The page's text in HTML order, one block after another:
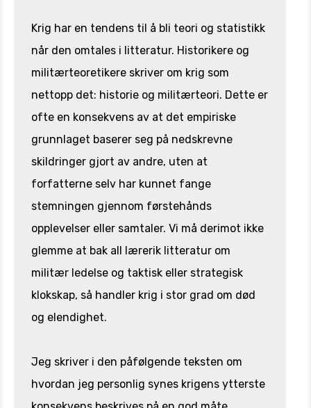
Krig har en tendens til å bli teori og statistikk
når den omtales i litteratur. Historikere og
militærteoretikere skriver om krig som
nettopp det: historie og militærteori. Dette er
ofte en konsekvens av at det empiriske
grunnlaget baserer seg på nedskrevne
skildringer gjort av andre, uten at
forfatterne selv har kunnet fange
stemningen gjennom førstehånds
opplevelser eller samtaler. Vi må derimot ikke
glemme at bak all lærerik litteratur om
militær ledelse og taktisk eller strategisk
klokskap, så handler krig i stor grad om død
og elendighet.
Jeg skriver i den påfølgende teksten om
hvordan jeg personlig synes krigens ytterste